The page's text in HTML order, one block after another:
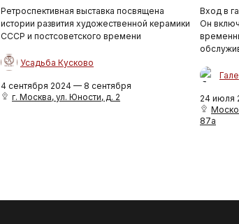
Ретроспективная выставка посвящена
истории развития художественной керамики
СССР и постсоветского времени
Усадьба Кусково
4 сентября 2024 — 8 сентября
г. Москва, ул. Юности, д. 2
Вход в
Он
24 июля
87а